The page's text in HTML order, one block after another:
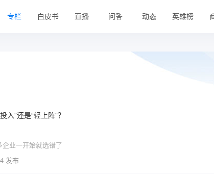
专栏 白皮书 直播 问答 动态 英雄榜
”还是“轻上阵”？
业一开始就选错了
发布